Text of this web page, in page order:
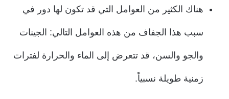
هناك الكثير من العوامل التي قد تكون لها دور في
سبب هذا الجفاف من هذه العوامل التالي: الجينات
والجو والسن، قد تتعرض إلى الماء والحرارة لفترات
زمنية طويلة نسبياً.